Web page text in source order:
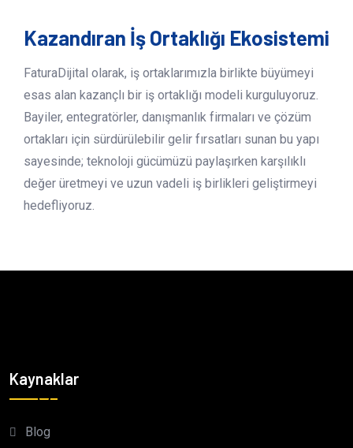
Kazandıran İş Ortaklığı Ekosistemi
FaturaDijital olarak, iş ortaklarımızla birlikte büyümeyi
esas alan kazançlı bir iş ortaklığı modeli kurguluyoruz.
Bayiler, entegratörler, danışmanlık firmaları ve çözüm
ortakları için sürdürülebilir gelir fırsatları sunan bu yapı
sayesinde; teknoloji gücümüzü paylaşırken karşılıklı
değer üretmeyi ve uzun vadeli iş birlikleri geliştirmeyi
hedefliyoruz.
Kaynaklar
Blog